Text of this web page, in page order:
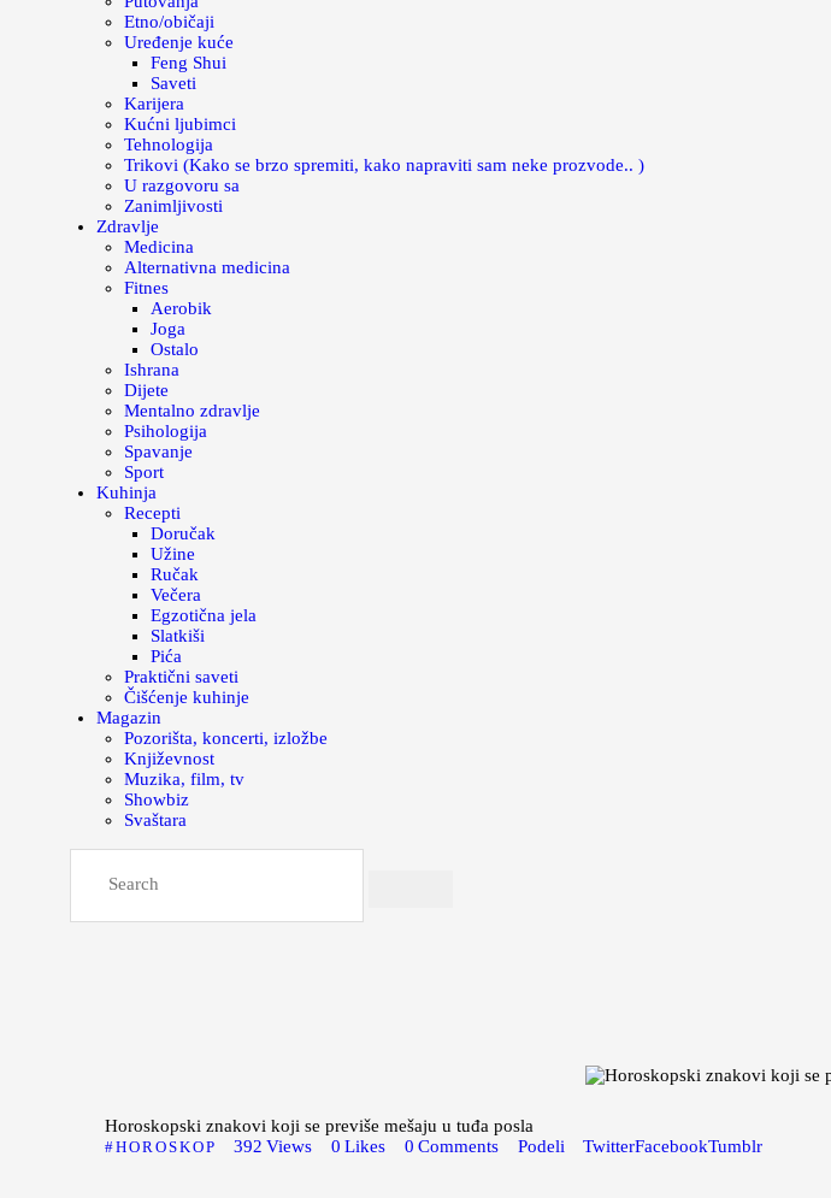
Etno/običaji
Uređenje kuće
Feng Shui
Saveti
Karijera
Kućni ljubimci
Tehnologija
Trikovi (Kako se brzo spremiti, kako napraviti sam neke prozvode.. )
U razgovoru sa
Zanimljivosti
Zdravlje
Medicina
Alternativna medicina
Fitnes
Aerobik
Joga
Ostalo
Ishrana
Dijete
Mentalno zdravlje
Psihologija
Spavanje
Sport
Kuhinja
Recepti
Doručak
Užine
Ručak
Večera
Egzotična jela
Slatkiši
Pića
Praktični saveti
Čišćenje kuhinje
Magazin
Pozorišta, koncerti, izložbe
Književnost
Muzika, film, tv
Showbiz
Svaštara
Horoskopski znakovi koji se previše mešaju u tuđa posla
HOROSKOP 392 Views 0 Likes 0 Comments Podeli TwitterFacebookTumblr